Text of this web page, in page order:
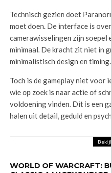
Technisch gezien doet
moet doen. De interface is
camerawisselingen zijn soepel
minimaal. De kracht zit niet in
minimalistisch design en timing.
Toch is de gameplay niet voor
wie op zoek is naar actie of
voldoening vinden. Dit is een
halen uit detail, geduld en
WORLD OF WARCRAFT: